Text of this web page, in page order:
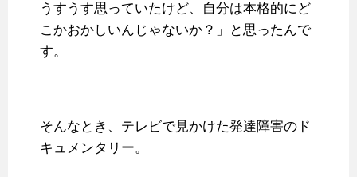
うすうす思っていたけど、自分は本格的にど
こかおかしいんじゃないか？」と思ったんで
す。
そんなとき、テレビで見かけた発達障害のド
キュメンタリー。